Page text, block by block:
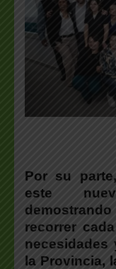
Por su
este
recorrer
necesidades
la Provincia,